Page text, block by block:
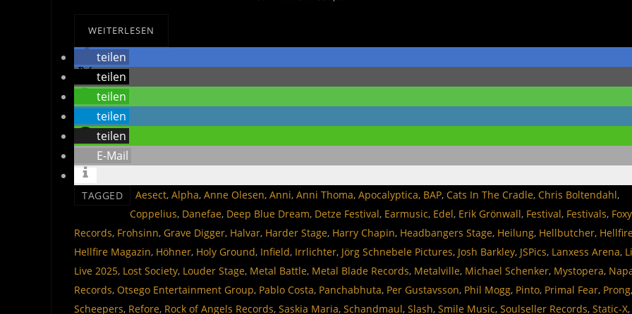
WEITERLESEN
teilen
teilen
teilen
teilen
teilen
E-Mail
TAGGED Aesect, Alpha, Anne Olesen, Anni, Anni Thoma, Apocalyptica, BAP, Cats In The Cradle, Chris Boltendahl,
Coppelius, Danefae, Deep Blue Dream, Detze Festival, Earmusic, Edel, Erik Grönwall, Festival, Festivals, Foxy
Records, Frohsinn, Grave Digger, Halvar, Harder Stage, Harry Chapin, Headbangers Stage, Heilung, Hellbutcher, Hellfire
Hellfire Magazin, Höhner, Holy Ground, Infield, Irrlichter, Jörg Schnebele Pictures, Josh Barkley, JSPics, Lanxess Arena,
Live 2025, Lost Society, Louder Stage, Metal Battle, Metal Blade Records, Metalville, Michael Schenker, Mystopera,
Records, Otsego Entertainment Group, Pablo Costa, Panchabhuta, Per Gustavsson, Phil Mogg, Pinto, Primal Fear, Prong,
Scheepers, Refore, Rock of Angels Records, Saskia Maria, Schandmaul, Slash, Smile Music, Soulseller Records, Static-X,